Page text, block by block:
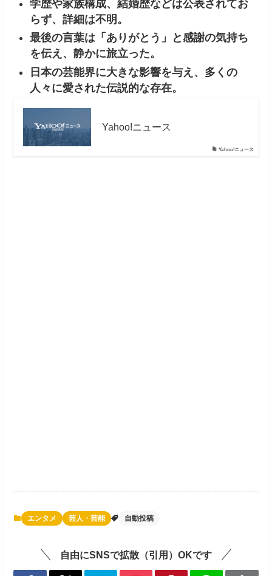
学歴や家族構成、結婚歴などは公表されてお
らず、詳細は不明。
最後の言葉は「ありがとう」と感謝の気持ち
を伝え、静かに旅立った。
日本の芸能界に大きな影響を与え、多くの
人々に愛された伝説的な存在。
Yahoo!ニュース
Yahoo!ニュース
エンタメ 芸人・芸能 自動投稿
自由にSNSで拡散（引用）OKです